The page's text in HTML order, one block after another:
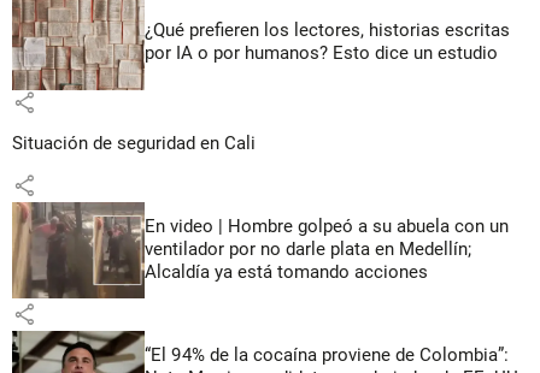
¿Qué prefieren los lectores, historias escritas
por IA o por humanos? Esto dice un estudio
share
Situación de seguridad en Cali
share
En video | Hombre golpeó a su abuela con un
ventilador por no darle plata en Medellín;
Alcaldía ya está tomando acciones
share
“El 94% de la cocaína proviene de Colombia”: